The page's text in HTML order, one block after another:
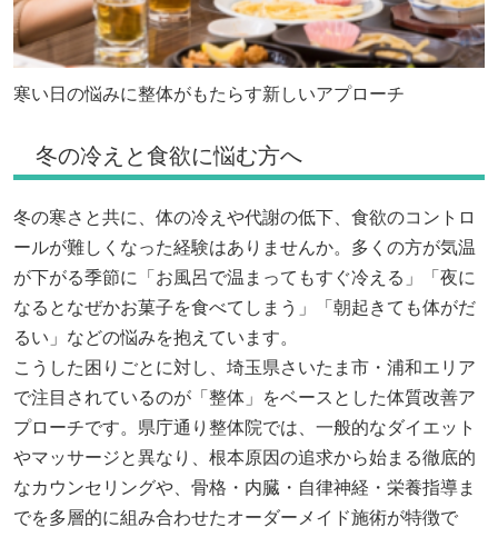
寒い日の悩みに整体がもたらす新しいアプローチ
冬の冷えと食欲に悩む方へ
冬の寒さと共に、体の冷えや代謝の低下、食欲のコントロ
ールが難しくなった経験はありませんか。多くの方が気温
が下がる季節に「お風呂で温まってもすぐ冷える」「夜に
なるとなぜかお菓子を食べてしまう」「朝起きても体がだ
るい」などの悩みを抱えています。
こうした困りごとに対し、埼玉県さいたま市・浦和エリア
で注目されているのが「整体」をベースとした体質改善ア
プローチです。県庁通り整体院では、一般的なダイエット
やマッサージと異なり、根本原因の追求から始まる徹底的
なカウンセリングや、骨格・内臓・自律神経・栄養指導ま
でを多層的に組み合わせたオーダーメイド施術が特徴で